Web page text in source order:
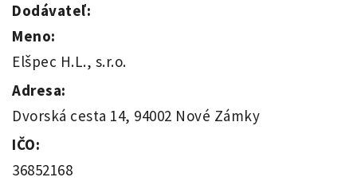
Dodávateľ:
Meno:
Elšpec H.L., s.r.o.
Adresa:
Dvorská cesta 14, 94002 Nové Zámky
IČO:
36852168